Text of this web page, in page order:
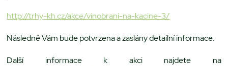
http://trhy-kh.cz/akce/vinobrani-na-kacine-3/
Následně Vám bude potvrzena a zaslány detailní informace.
Další informace k akci najdete na